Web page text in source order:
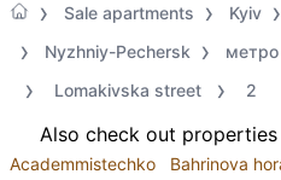
Sale apartments Kyiv
Nyzhniy-Pechersk
Lomakivska street
2
Also check out
Academmistechko Bahrinova